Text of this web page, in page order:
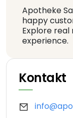
Apotheke
happy
Explore real
experience.
Kontakt